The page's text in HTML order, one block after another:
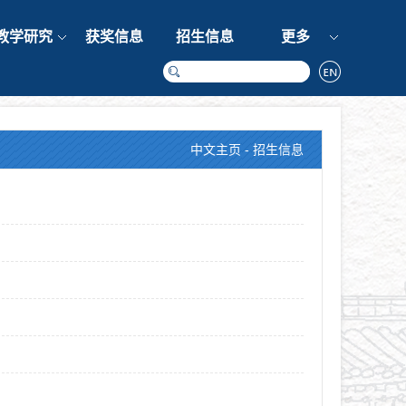
学研究 获奖信息 招生信息 更多
中文主页 - 招生信息